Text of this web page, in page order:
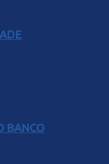
BANCO